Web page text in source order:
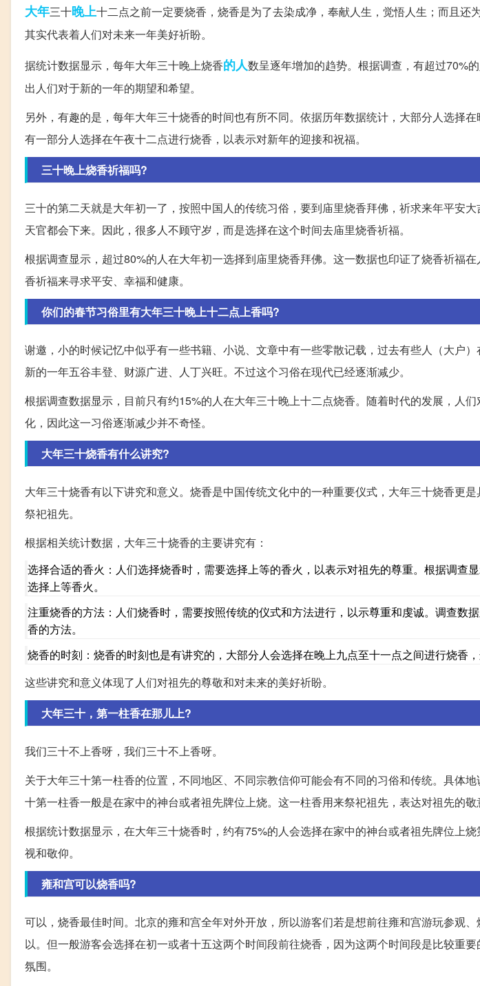
大年三十晚上十二点之前一定要烧香，烧香是为了去染成净，奉献人生，觉悟人生；而且还
其实代表着人们对未来一年美好祈盼。
据统计数据显示，每年大年三十晚上烧香的人数呈逐年增加的趋势。根据调查，有超过70%
出人们对于新的一年的期望和希望。
另外，有趣的是，每年大年三十烧香的时间也有所不同。依据历年数据统计，大部分人选择
有一部分人选择在午夜十二点进行烧香，以表示对新年的迎接和祝福。
三十晚上烧香祈福吗?
三十的第二天就是大年初一了，按照中国人的传统习俗，要到庙里烧香拜佛，祈求来年平安
天官都会下来。因此，很多人不顾守岁，而是选择在这个时间去庙里烧香祈福。
根据调查显示，超过80%的人在大年初一选择到庙里烧香拜佛。这一数据也印证了烧香祈福
香祈福来寻求平安、幸福和健康。
你们的春节习俗里有大年三十晚上十二点上香吗?
谢邀，小的时候记忆中似乎有一些书籍、小说、文章中有一些零散记载，过去有些人（大户
新的一年五谷丰登、财源广进、人丁兴旺。不过这个习俗在现代已经逐渐减少。
根据调查数据显示，目前只有约15%的人在大年三十晚上十二点烧香。随着时代的发展，人
化，因此这一习俗逐渐减少并不奇怪。
大年三十烧香有什么讲究?
大年三十烧香有以下讲究和意义。烧香是中国传统文化中的一种重要仪式，大年三十烧香更
祭祀祖先。
根据相关统计数据，大年三十烧香的主要讲究有：
选择合适的香火：人们选择烧香时，需要选择上等的香火，以表示对祖先的尊重。根据调查
选择上等香火。
注重烧香的方法：人们烧香时，需要按照传统的仪式和方法进行，以示尊重和虔诚。调查数
香的方法。
烧香的时刻：烧香的时刻也是有讲究的，大部分人会选择在晚上九点至十一点之间进行烧香，
这些讲究和意义体现了人们对祖先的尊敬和对未来的美好祈盼。
大年三十，第一柱香在那儿上?
我们三十不上香呀，我们三十不上香呀。
关于大年三十第一柱香的位置，不同地区、不同宗教信仰可能会有不同的习俗和传统。具体
十第一柱香一般是在家中的神台或者祖先牌位上烧。这一柱香用来祭祀祖先，表达对祖先的敬
根据统计数据显示，在大年三十烧香时，约有75%的人会选择在家中的神台或者祖先牌位上
视和敬仰。
雍和宫可以烧香吗?
可以，烧香最佳时间。北京的雍和宫全年对外开放，所以游客们若是想前往雍和宫游玩参观
以。但一般游客会选择在初一或者十五这两个时间段前往烧香，因为这两个时间段是比较重
氛围。